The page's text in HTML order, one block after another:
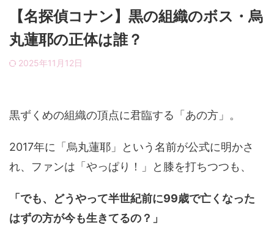
【名探偵コナン】黒の組織のボス・烏
丸蓮耶の正体は誰？
2025年11月12日
黒ずくめの組織の頂点に君臨する「あの方」。
2017年に「烏丸蓮耶」という名前が公式に明かさ
れ、ファンは「やっぱり！」と膝を打ちつつも、
「でも、どうやって半世紀前に99歳で亡くなった
はずの方が今も生きてるの？」